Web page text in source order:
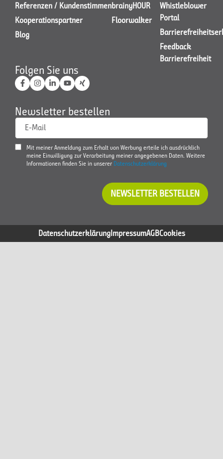
Referenzen / Kundenstimmen
Kooperationspartner
Blog
brainyHOUR
Floorwalker
Whistleblower
Portal
Feedback
Barrierefreiheit
Folgen Sie uns
Newsletter bestellen
E-Mail
Mit meiner Anmeldung zum Erhalt von Werbung erteile ich ausdrücklich
meine Einwilligung zur Verarbeitung meiner angegebenen Daten. Weitere
Informationen finden Sie in unserer Datenschutzerklärung
NEWSLETTER BESTELLEN
DatenschutzerklärungImpressumAGBCookies